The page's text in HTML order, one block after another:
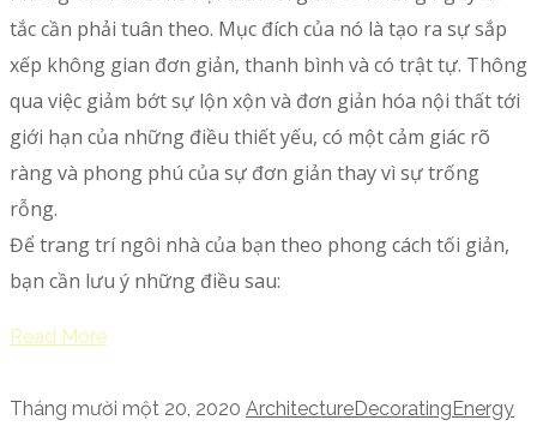
tắc cần phải tuân theo. Mục đích của nó là tạo ra sự sắp
xếp không gian đơn giản, thanh bình và có trật tự. Thông
qua việc giảm bớt sự lộn xộn và đơn giản hóa nội thất tới
giới hạn của những điều thiết yếu, có một cảm giác rõ
ràng và phong phú của sự đơn giản thay vì sự trống
rỗng.
Để trang trí ngôi nhà của bạn theo phong cách tối giản,
bạn cần lưu ý những điều sau:
Read More
Tháng mười một 20, 2020 ArchitectureDecoratingEnergy